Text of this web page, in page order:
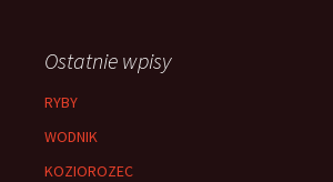
Ostatnie wpisy
RYBY
WODNIK
KOZIOROZEC